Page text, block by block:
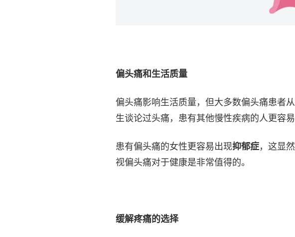
偏头痛和生活质量
偏头痛影响生活质量，但大多数偏头痛患者
生谈论过头痛，患有其他慢性疾病的人更容易
患有偏头痛的女性更容易出现抑郁症，这显
视偏头痛对于健康是非常值得的。
缓解疼痛的选择